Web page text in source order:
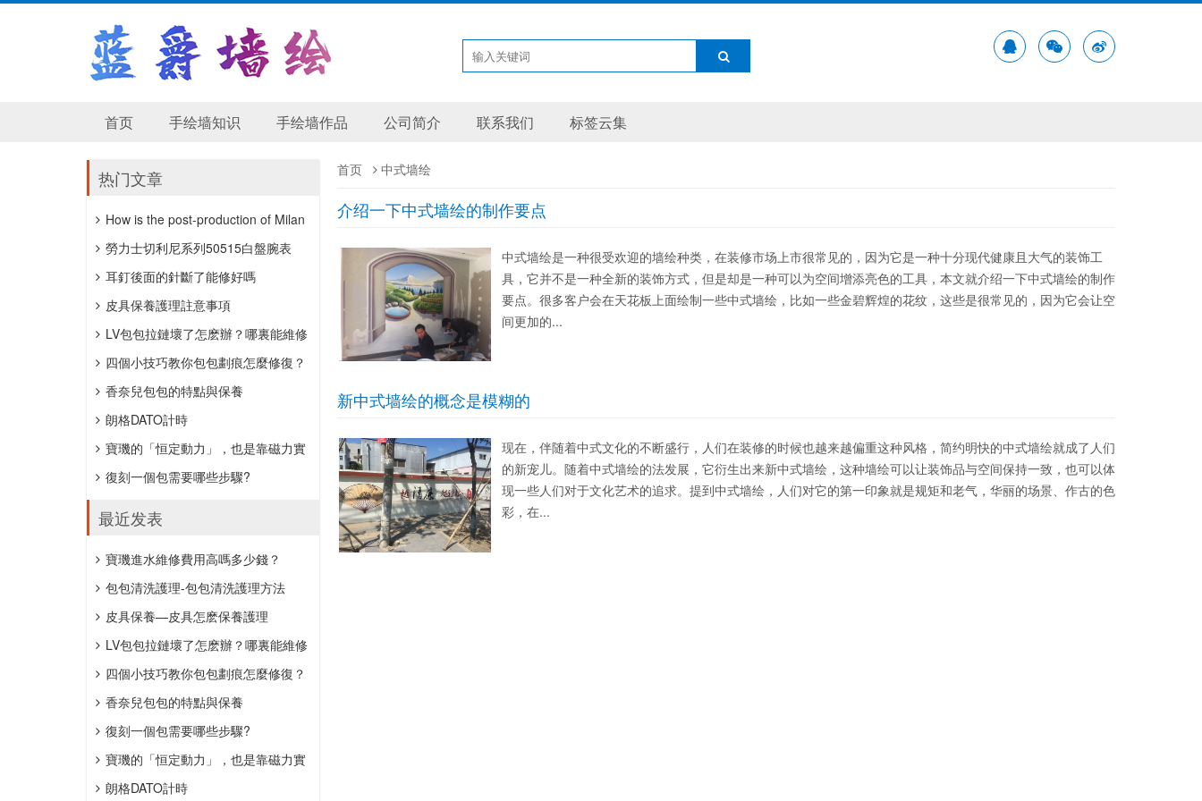
首页 手绘墙知识 手绘墙作品 公司简介 联系我们 标签云集
首页 中式墙绘
介绍一下中式墙绘的制作要点
中式墙绘是一种很受欢迎的墙绘种类，在装修市场上市很常见的，因为它是一种十分现代健康且大气的装饰工
具，它并不是一种全新的装饰方式，但是却是一种可以为空间增添亮色的工具，本文就介绍一下中式墙绘的制作
要点。很多客户会在天花板上面绘制一些中式墙绘，比如一些金碧辉煌的花纹，这些是很常见的，因为它会让空
间更加的...
新中式墙绘的概念是模糊的
现在，伴随着中式文化的不断盛行，人们在装修的时候也越来越偏重这种风格，简约明快的中式墙绘就成了人们
的新宠儿。随着中式墙绘的法发展，它衍生出来新中式墙绘，这种墙绘可以让装饰品与空间保持一致，也可以体
现一些人们对于文化艺术的追求。提到中式墙绘，人们对它的第一印象就是规矩和老气，华丽的场景、作古的色
彩，在...
热门文章
How is the post-production of Milan
wedding photography?
勞力士切利尼系列50515白盤腕表
​耳釘後面的針斷了能修好嗎
皮具保養護理註意事項
LV包包拉鏈壞了怎麽辦？哪裏能維修
包包拉鏈？
四個小技巧教你包包劃痕怎麼修復？
香奈兒包包的特點與保養
朗格DATO計時
「HANDWERKSKUNST」抖雕，公價
約152萬元。
寶璣的「恒定動力」，也是靠磁力實
現的。
復刻一個包需要哪些步驟?
最近发表
​寶璣進水維修費用高嗎多少錢？
​包包清洗護理-包包清洗護理方法
​皮具保養—皮具怎麽保養護理
LV包包拉鏈壞了怎麽辦？哪裏能維修
包包拉鏈？
四個小技巧教你包包劃痕怎麼修復？
香奈兒包包的特點與保養
復刻一個包需要哪些步驟?
寶璣的「恒定動力」，也是靠磁力實
現的。
朗格DATO計時